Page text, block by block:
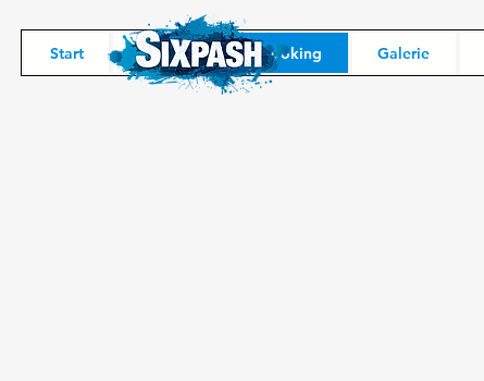
Start Die Band Booking Galerie